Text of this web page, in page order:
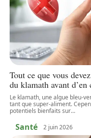
Tout ce que vous
du klamath avant d’en
Le klamath, une algue bleu-
tant que super-aliment.
potentiels bienfaits sur…
Santé 2 juin 2026